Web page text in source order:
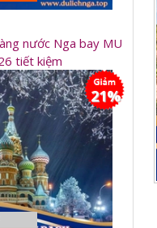
nước Nga bay MU
tiết kiệm
21%